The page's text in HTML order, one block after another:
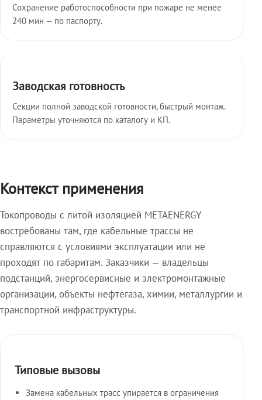
Сохранение работоспособности при пожаре не менее
240 мин — по паспорту.
Заводская готовность
Секции полной заводской готовности, быстрый монтаж.
Параметры уточняются по каталогу и КП.
Контекст применения
Токопроводы с литой изоляцией METAENERGY
востребованы там, где кабельные трассы не
справляются с условиями эксплуатации или не
проходят по габаритам. Заказчики — владельцы
подстанций, энергосервисные и электромонтажные
организации, объекты нефтегаза, химии, металлургии и
транспортной инфраструктуры.
Типовые вызовы
Замена кабельных трасс упирается в ограничения